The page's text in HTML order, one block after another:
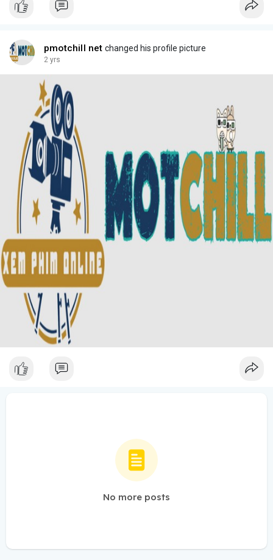
pmotchill net changed his profile picture
2 yrs
No more posts